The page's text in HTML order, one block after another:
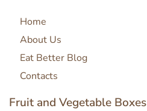
Home
About Us
Eat Better Blog
Contacts
Fruit and Vegetable Boxes